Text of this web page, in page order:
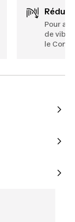
Pour
de
le